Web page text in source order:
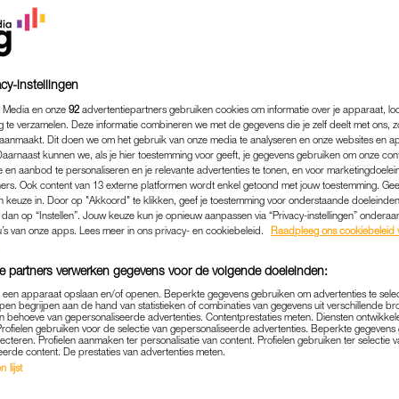
K3-ZANGERES KAREN
'MET PIJN IN MIJN HART,
ALLE LIEFDE'
MEDIA|GELEZEN BIJ DE TANDARTS
28-11-2023 | ROBYN VAN GORSEL
man Antony gaan scheiden. Dat maakt de
instellingen
Media en onze 92 advertentiepartners gebruiken cookies om informatie over je apparaat,
te verzamelen. Deze informatie combineren we met de gegevens die je zelf deelt met ons,
Dit doen we om het gebruik van onze media te analyseren en onze websites en
kunnen we, als je hier toestemming voor geeft, je gegevens gebruiken om onze
en aanbod te personaliseren en je relevante advertenties te tonen, en voor
Ook content van 13 externe platformen wordt enkel getoond met jouw toestemming.
keuze in. Door op "Akkoord" te klikken, geef je toestemming voor onderstaande
op “Instellen”. Jouw keuze kun je opnieuw aanpassen via “Privacy-instellingen”
van onze apps. Lees meer in ons privacy- en cookiebeleid.
Raadpleeg ons cookiebeleid
partners verwerken gegevens voor de volgende doeleinden:
een apparaat opslaan en/of openen. Beperkte gegevens gebruiken om advertenties te
begrijpen aan de hand van statistieken of combinaties van gegevens uit verschillende
behoeve van gepersonaliseerde advertenties. Contentprestaties meten. Diensten
gebruiken voor de selectie van gepersonaliseerde advertenties. Beperkte
Profielen aanmaken ter personalisatie van content. Profielen gebruiken ter selectie
content. De prestaties van advertenties meten.
lijst